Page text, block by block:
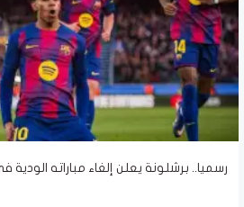
رسميا.. برشلونة يعلن إلغاء مباراته الودية